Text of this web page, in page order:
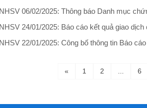
NHSV 06/02/2025: Thông báo Danh mục
NHSV 24/01/2025: Báo cáo kết quả giao
NHSV 22/01/2025: Công bố thông tin Báo
« 1 2 6